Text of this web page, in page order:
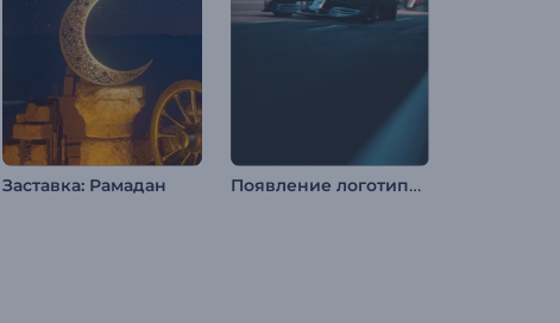
Заставка: Рамадан Появление логотипа гоночной команды F1